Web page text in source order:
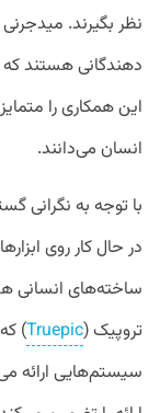
نظر بگیرند.
دهندگانی هستند که
این همکاری را
انسان می‌دانند.
با توجه به نگرانی
در حال کار روی
ساخته‌های انسانی
تروپیک (Truepic
)
سیستم‌هایی ارائه